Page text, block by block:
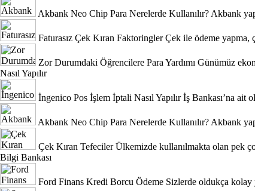
Akbank Neo Chip Para Nerelerde Kullanılır? Akbank
Faturasız Çek Kıran Faktoringler Çek ile ödeme yapma,
Zor Durumdaki Öğrencilere Para Yardımı Günümüz
Nasıl Yapılır
İngenico Pos İşlem İptali Nasıl Yapılır İş Bankası’na ait
Akbank Neo Chip Para Nerelerde Kullanılır? Akbank
Çek Kıran Tefeciler Ülkemizde kullanılmakta olan pek
Bilgi Bankası
Ford Finans Kredi Borcu Ödeme Sizlerde oldukça kolay